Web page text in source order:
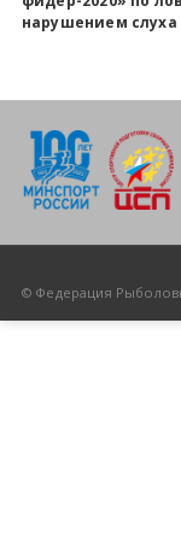
нарушением слуха
© Федерация
Судейские